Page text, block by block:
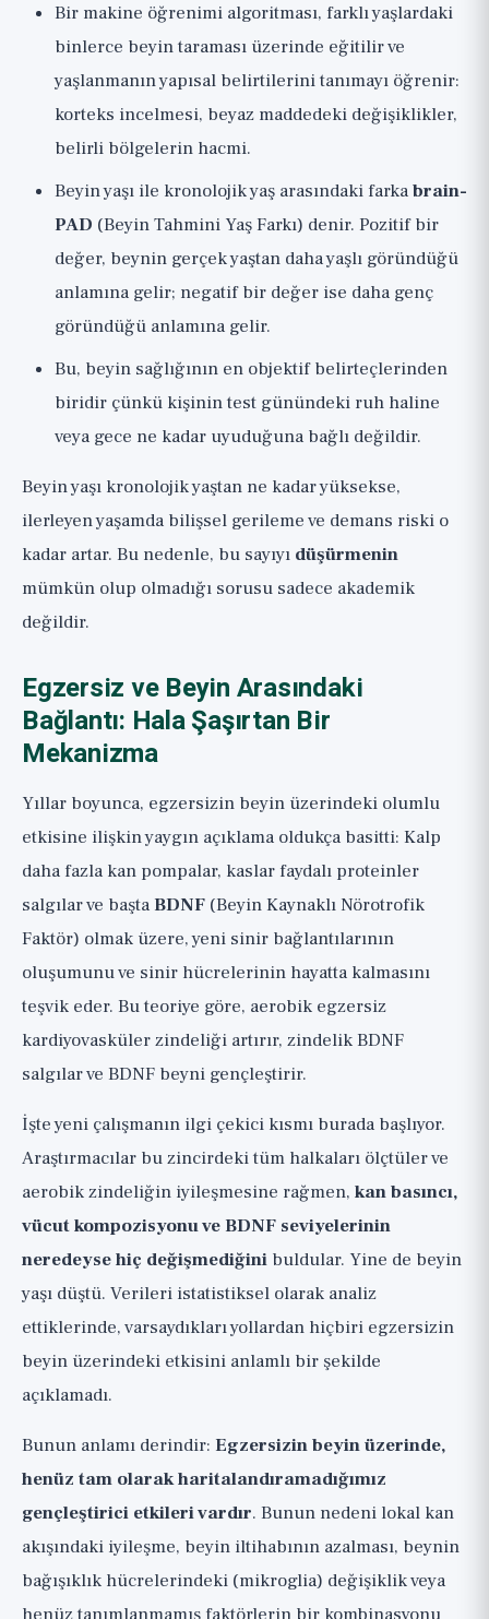
Bir makine öğrenimi algoritması, farklı yaşlardaki
binlerce beyin taraması üzerinde eğitilir ve
yaşlanmanın yapısal belirtilerini tanımayı öğrenir:
korteks incelmesi, beyaz maddedeki değişiklikler,
belirli bölgelerin hacmi.
Beyin yaşı ile kronolojik yaş arasındaki farkabrain-
PAD (Beyin Tahmini Yaş Farkı) denir. Pozitif bir
değer, beynin gerçek yaştan daha yaşlı göründüğü
anlamına gelir; negatif bir değer ise daha genç
göründüğü anlamına gelir.
Bu, beyin sağlığının en objektif belirteçlerinden
biridir çünkü kişinin test günündeki ruh haline
veya gece ne kadar uyuduğuna bağlı değildir.
Beyin yaşı kronolojik yaştan ne kadar yüksekse,
ilerleyen yaşamda bilişsel gerileme ve demans riski o
kadar artar. Bu nedenle, bu sayıyı düşürmenin
mümkün olup olmadığı sorusu sadece akademik
değildir.
Egzersiz ve Beyin Arasındaki
Bağlantı: Hala Şaşırtan Bir
Mekanizma
Yıllar boyunca, egzersizin beyin üzerindeki olumlu
etkisine ilişkin yaygın açıklama oldukça basitti: Kalp
daha fazla kan pompalar, kaslar faydalı proteinler
salgılar ve baştaBDNF (Beyin Kaynaklı Nörotrofik
Faktör) olmak üzere, yeni sinir bağlantılarının
oluşumunu ve sinir hücrelerinin hayatta kalmasını
teşvik eder. Bu teoriye göre, aerobik egzersiz
kardiyovasküler zindeliği artırır, zindelik BDNF
salgılar ve BDNF beyni gençleştirir.
İşte yeni çalışmanın ilgi çekici kısmı burada başlıyor.
Araştırmacılar bu zincirdeki tüm halkaları ölçtüler ve
aerobik zindeliğin iyileşmesine rağmen, kan basıncı,
vücut kompozisyonu ve BDNF seviyelerinin
neredeyse hiç değişmediğini buldular. Yine de beyin
yaşı düştü. Verileri istatistiksel olarak analiz
ettiklerinde, varsaydıkları yollardan hiçbiri egzersizin
beyin üzerindeki etkisini anlamlı bir şekilde
açıklamadı.
Bunun anlamı derindir: Egzersizin beyin üzerinde,
henüz tam olarak haritalandıramadığımız
gençleştirici etkileri vardır. Bunun nedeni lokal kan
akışındaki iyileşme, beyin iltihabının azalması, beynin
bağışıklık hücrelerindeki (mikroglia) değişiklik veya